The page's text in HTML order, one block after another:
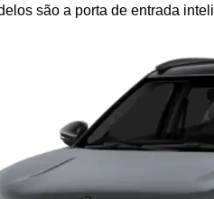
são a porta de entrada